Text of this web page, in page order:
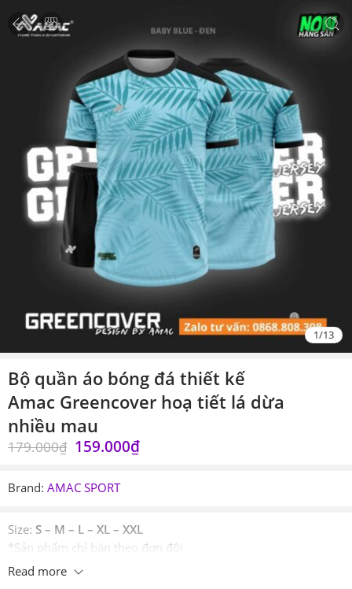
1/13
Bộ quần áo bóng đá thiết kế
Amac Greencover hoạ tiết lá dừa
nhiều mau
179.000₫ 159.000₫
Brand: AMAC SPORT
Size: S – M – L – XL – XXL
*Sản phẩm chỉ bán theo đơn đội
Read more